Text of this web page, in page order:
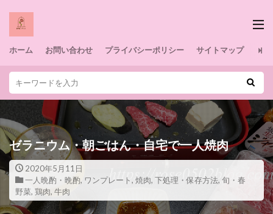
ホーム お問い合わせ プライバシーポリシー サイトマップ
ゼラニウム・朝ごはん・自宅で一人焼肉
2020年5月11日
一人晩酌・晩酌, ワンプレート, 焼肉, 下処理・保存方法, 旬・春
野菜, 鶏肉, 牛肉